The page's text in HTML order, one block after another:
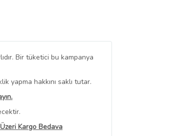
Bir tüketici bu kampanya
yapma hakkını saklı tutar.
Kargo Bedava